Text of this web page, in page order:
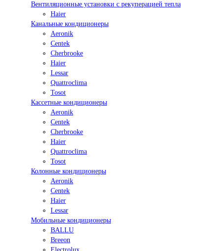
Вентиляционные установки с рекуперацией тепла
Haier
Канальные кондиционеры
Aeronik
Centek
Cherbrooke
Haier
Lessar
Quattroclima
Tosot
Кассетные кондиционеры
Aeronik
Centek
Cherbrooke
Haier
Quattroclima
Tosot
Колонные кондиционеры
Aeronik
Centek
Haier
Lessar
Мобильные кондиционеры
BALLU
Breeon